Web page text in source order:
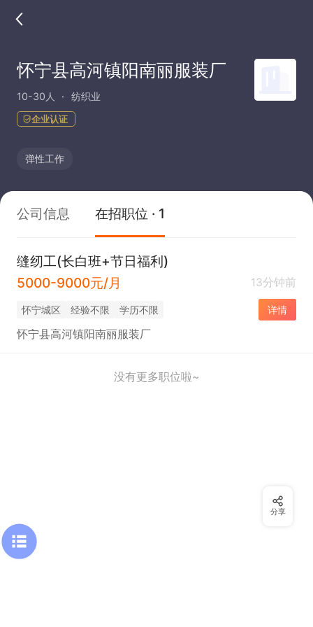
怀宁县高河镇阳南丽服装厂
10-30人 纺织业
企业认证
弹性工作
公司信息 在招职位 · 1
缝纫工(长白班+节日福利)
5000-9000元/月
13分钟前
怀宁城区 经验不限 学历不限 详情
怀宁县高河镇阳南丽服装厂
没有更多职位啦~
分享